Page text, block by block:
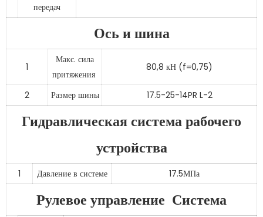
передач
Ось и шина
1
Макс. сила
притяжения
80,8 кН (f=0,75)
2 Размер шины 17.5-25-14PR L-2
Гидравлическая система рабочего
устройства
1 Давление в системе 17.5МПа
Рулевое управление Система